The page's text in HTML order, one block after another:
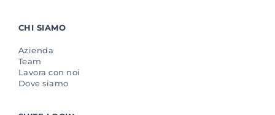
CHI SIAMO
Azienda
Team
Lavora con noi
Dove siamo